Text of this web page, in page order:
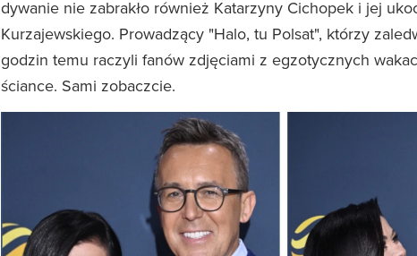
dywanie nie zabrakło również Katarzyny Cichopek i jej
Kurzajewskiego. Prowadzący "Halo, tu Polsat", którzy
godzin temu raczyli fanów zdjęciami z egzotycznych
ściance. Sami zobaczcie.